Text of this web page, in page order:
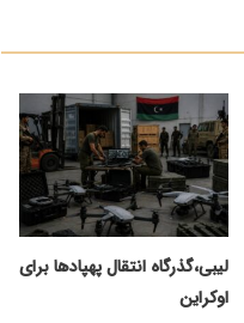
لیبی،گذرگاه انتقال پهپادها برای
اوکراین